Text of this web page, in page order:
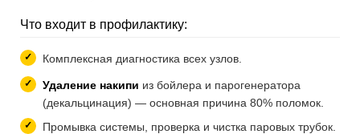
Что входит в профилактику:
Комплексная диагностика всех узлов.
Удаление накипи из бойлера и парогенератора
(декальцинация) — основная причина 80% поломок.
Промывка системы, проверка и чистка паровых трубок.